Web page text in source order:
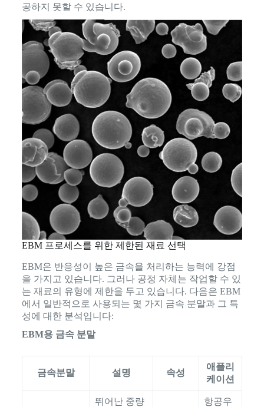
공하지 못할 수 있습니다.
EBM 프로세스를 위한 제한된 재료 선택
EBM은 반응성이 높은 금속을 처리하는 능력에 강점
을 가지고 있습니다. 그러나 공정 자체는 작업할 수 있
는 재료의 유형에 제한을 두고 있습니다. 다음은 EBM
에서 일반적으로 사용되는 몇 가지 금속 분말과 그 특
성에 대한 분석입니다:
EBM용 금속 분말
금속분말 설명 속성
애플리
케이션
뛰어난 중량
항공우